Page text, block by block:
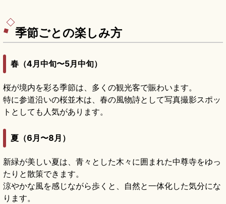
季節ごとの楽しみ方
春（4月中旬〜5月中旬）
桜が境内を彩る季節は、多くの観光客で賑わいます。
特に参道沿いの桜並木は、春の風物詩として写真撮影スポッ
トとしても人気があります。
夏（6月〜8月）
新緑が美しい夏は、青々とした木々に囲まれた中尊寺をゆっ
たりと散策できます。
涼やかな風を感じながら歩くと、自然と一体化した気分にな
ります。